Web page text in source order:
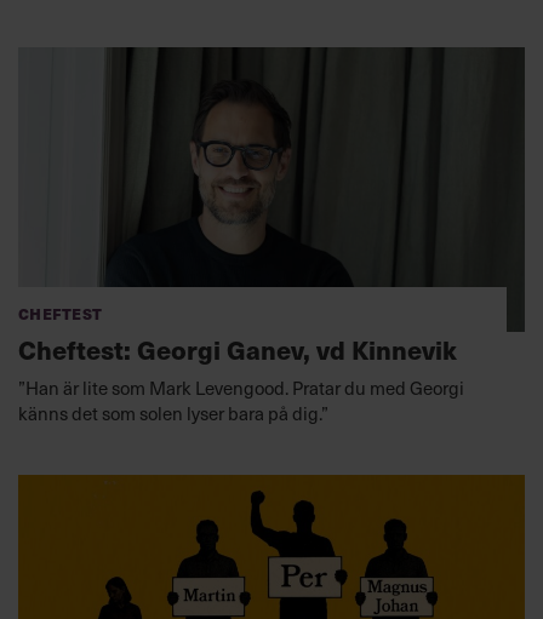
Cheftest
Cheftest: Georgi Ganev, vd Kinnevik
”Han är lite som Mark Levengood. Pratar du med Georgi
känns det som solen lyser bara på dig.”